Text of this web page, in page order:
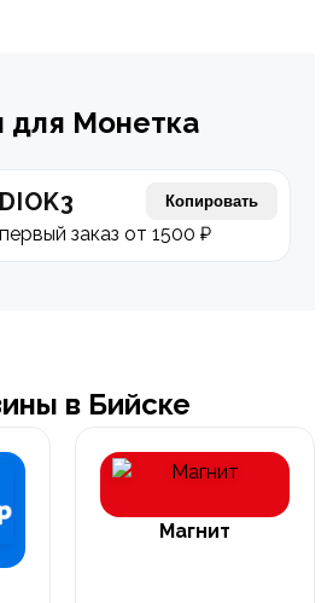
Монетка
Копировать
заказ от 1500 ₽
в Бийске
Магнит